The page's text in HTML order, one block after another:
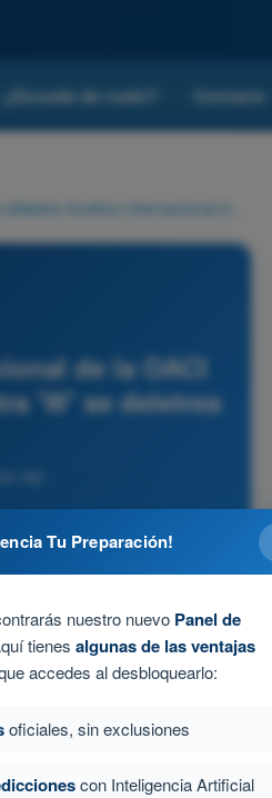
¿Escuela de vuelo? Contacto
de la OACI
'W' se deletrea
A3
Tu Preparación!
nuestro nuevo Panel de
tienes algunas de las ventajas
accedes al desbloquearlo:
oficiales, sin exclusiones
con Inteligencia Artificial